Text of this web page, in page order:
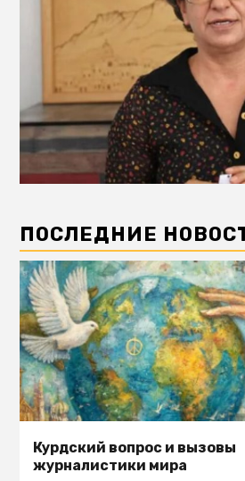
ПОСЛЕДНИЕ
Курдский вопрос и вызовы
журналистики мира